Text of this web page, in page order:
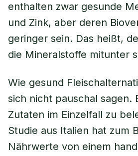
enthalten zwar gesunde
und Zink, aber deren
geringer sein. Das heißt,
die Mineralstoffe mitunter
Wie gesund
sich nicht pauschal sagen.
Zutaten im Einzelfall zu
Studie aus Italien hat zum
Nährwerte von einem